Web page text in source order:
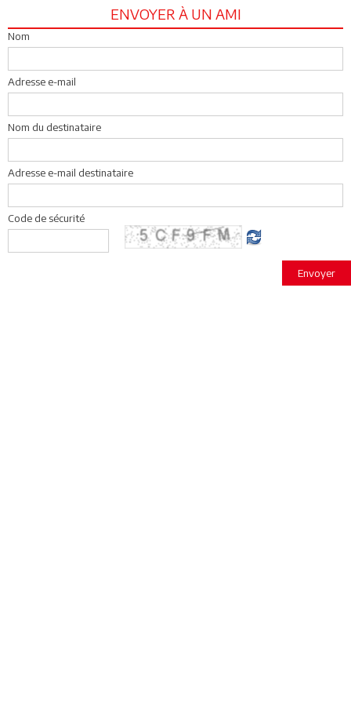
ENVOYER À UN AMI
Nom
Adresse e-mail
Nom du destinataire
Adresse e-mail destinataire
Code de sécurité
Envoyer